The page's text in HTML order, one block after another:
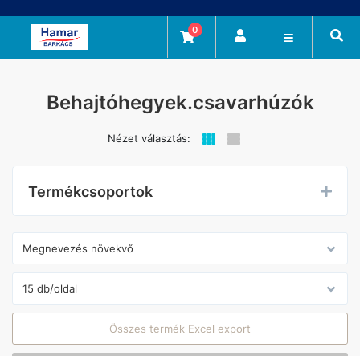
0
Behajtóhegyek.csavarhúzók
Nézet választás:
Termékcsoportok
Összes termék Excel export